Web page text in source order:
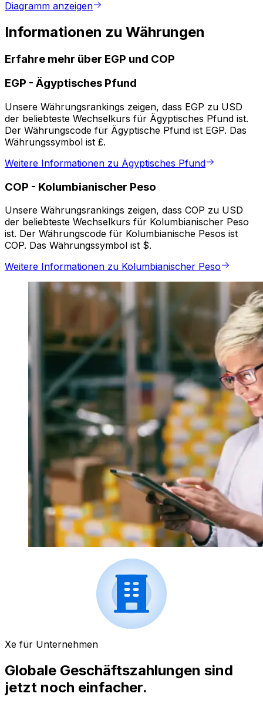
Diagramm anzeigen
Informationen zu Währungen
Erfahre mehr über EGP und COP
EGP - Ägyptisches Pfund
Unsere Währungsrankings zeigen, dass EGP zu USD
der beliebteste Wechselkurs für Ägyptisches Pfund ist.
Der Währungscode für Ägyptische Pfund ist EGP. Das
Währungssymbol ist £.
Weitere Informationen zu Ägyptisches Pfund
COP - Kolumbianischer Peso
Unsere Währungsrankings zeigen, dass COP zu USD
der beliebteste Wechselkurs für Kolumbianischer Peso
ist. Der Währungscode für Kolumbianische Pesos ist
COP. Das Währungssymbol ist $.
Weitere Informationen zu Kolumbianischer Peso
Xe für Unternehmen
Globale Geschäftszahlungen sind
jetzt noch einfacher.